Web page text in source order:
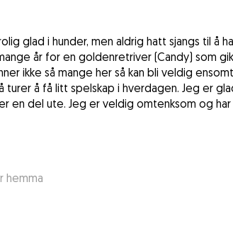
glad i hunder, men aldrig hatt sjangs til å
år for en goldenretriver (Candy) som
ikke så mange her så kan bli veldig
turer å få litt spelskap i hverdagen. Jeg er
en del ute. Jeg er veldig omtenksom og
hemma